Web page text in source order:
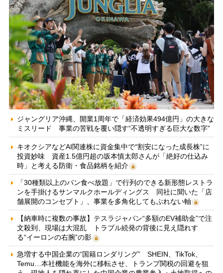
ジャングリア沖縄、開業1周年で「経済効果494億円」の大きな
ミスリード 事業の苦戦を覆い隠す“不透明すぎる巨大な数字”
キオクシアなどAI関連株に資金集中で“割安になった成長株”に
投資妙味 資産1.5億円超の坂本慎太郎さんが「絶好の仕込み
時」と考える防衛・食品銘柄を紹介
「30種類以上のパン食べ放題」で行列のできる新形態レストラ
ンを手掛けるサンマルクホールディングス 同社に聞いた「店
舗展開のコンセプト」、事業を多角化してもぶれない軸
【納車時に複数の事故】テスラジャパン“多額のEV補助金”で注
文殺到、現場は大混乱 トラブル続発の背後に見え隠れす
る“イーロンの右腕”の影
急増する中国企業の“国籍ロンダリング” SHEIN、TikTok、
Temu…本社機能を海外に移転させ、トランプ関税の回避を狙